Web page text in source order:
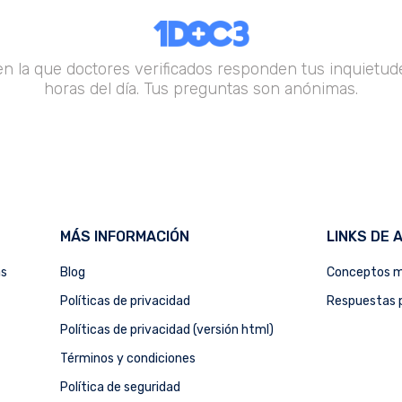
la que doctores verificados responden tus
horas del día. Tus preguntas son anónimas.
MÁS INFORMACIÓN
Blog
Políticas de privacidad
Políticas de privacidad (versión html)
Términos y condiciones
Política de seguridad
LINKS DE
Conceptos
Respuestas